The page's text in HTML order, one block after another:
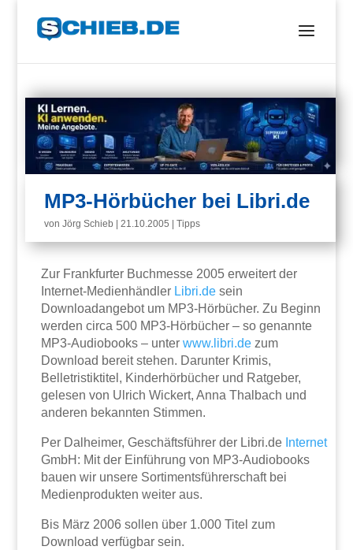
MP3-Hörbücher bei Libri.de
vonJörg Schieb |21.10.2005 |Tipps
Zur Frankfurter Buchmesse 2005 erweitert der
Internet-Medienhändler Libri.de sein
Downloadangebot um MP3-Hörbücher. Zu Beginn
werden circa 500 MP3-Hörbücher – so genannte
MP3-Audiobooks – unterwww.libri.de zum
Download bereit stehen. Darunter Krimis,
Belletristiktitel, Kinderhörbücher und Ratgeber,
gelesen von Ulrich Wickert, Anna Thalbach und
anderen bekannten Stimmen.
Per Dalheimer, Geschäftsführer der Libri.de Internet
GmbH: Mit der Einführung von MP3-Audiobooks
bauen wir unsere Sortimentsführerschaft bei
Medienprodukten weiter aus.
Bis März 2006 sollen über 1.000 Titel zum
Download verfügbar sein.